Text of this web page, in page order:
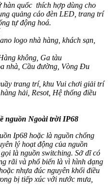
quốc thích hợp dùng cho
quảng cáo đèn LED, trang trí
tự động hoá.
logo nhà hàng, khách sạn,
không, Ga tàu
nhà, Cầu đường, Vòng Đu
trang trí, khu Vui chơi giải trí
hải, Resot, Hệ thống điều
nguồn Ngoài trời IP68
Ip68 hoặc là nguồn chống
lý hoạt động của nguồn
là nguồn switching. Sở dĩ có
rãi và phổ biến là vì hình dạng
nhựa đúc nguyên khối điều
bị tiếp xúc với nước mưa,